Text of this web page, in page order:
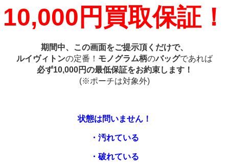
10,000円買取保証！
期間中、この画面をご提示頂くだけで、
ルイヴィトンの定番！ モノグラム柄のバッグであれば
必ず10,000円の最低保証をお約束します！
(※ポーチは対象外)
状態は問いません！
・汚れている
・破れている